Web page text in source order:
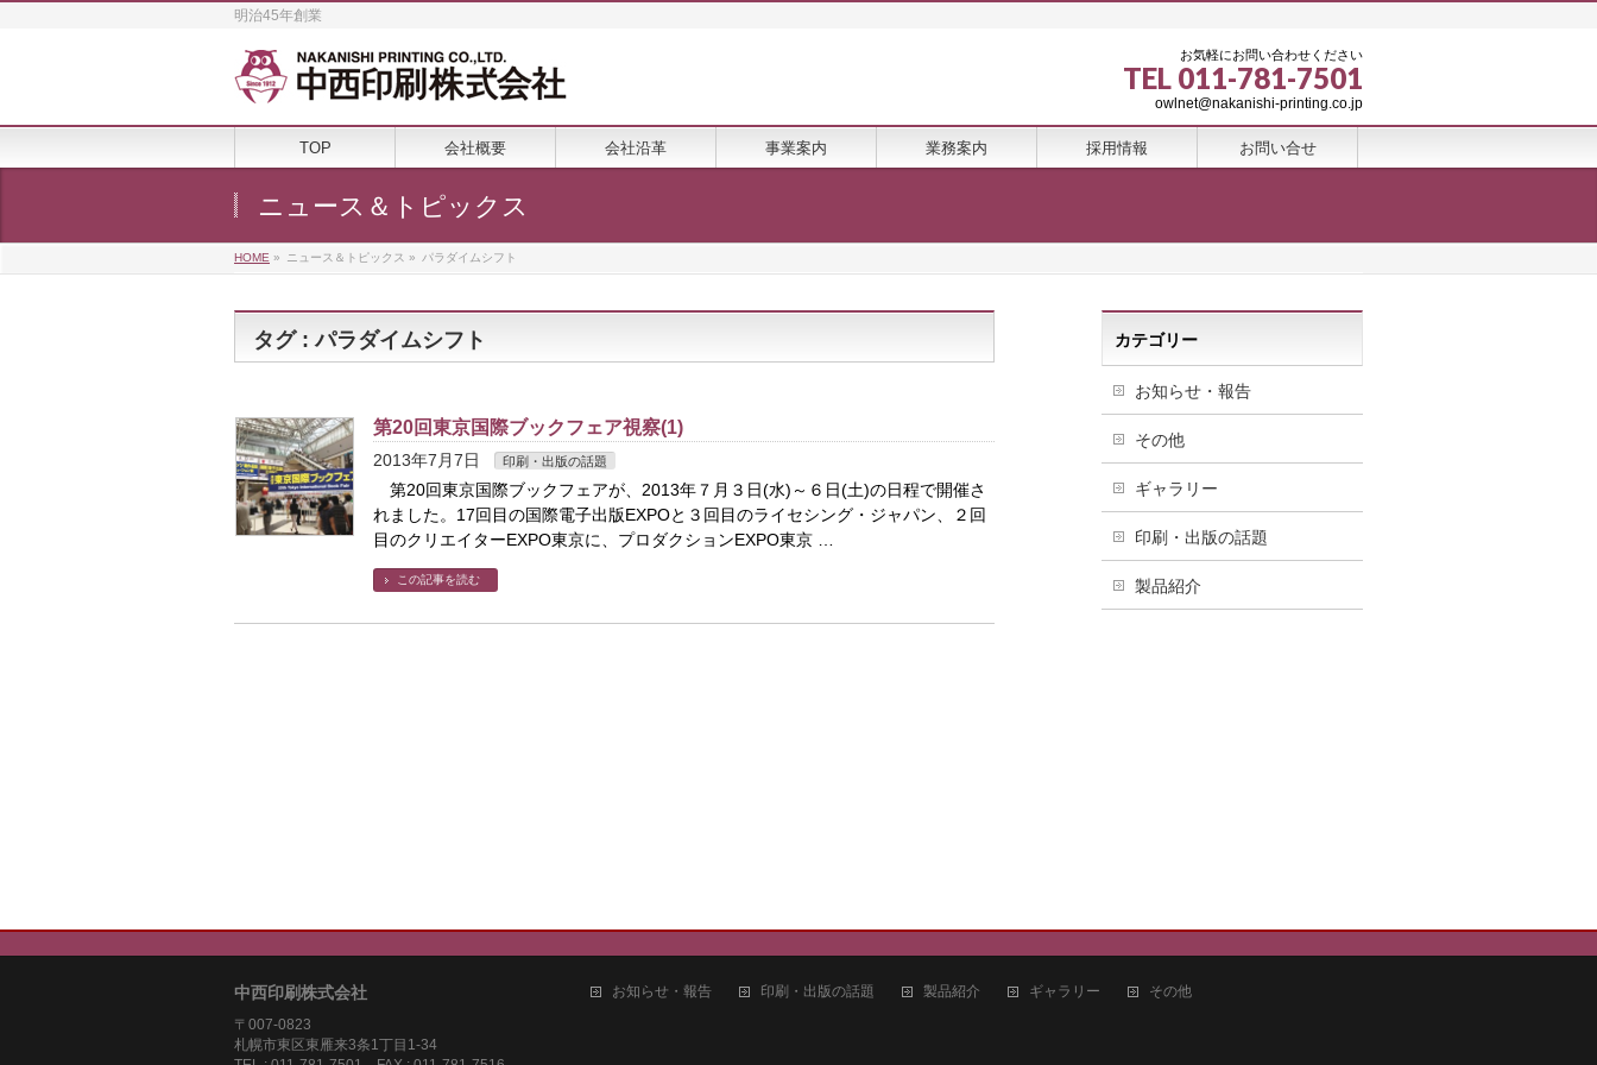
明治45年創業
お気軽にお問い合わせください
TEL 011-781-7501
owlnet@nakanishi-printing.co.jp
TOP 会社概要 会社沿革 事業案内 業務案内 採用情報 お問い合せ
ニュース＆トピックス
HOME » ニュース＆トピックス » パラダイムシフト
タグ : パラダイムシフト
第20回東京国際ブックフェア視察(1)
2013年7月7日 印刷・出版の話題
第20回東京国際ブックフェアが、2013年７月３日(水)～６日(土)の日程で開催さ
れました。17回目の国際電子出版EXPOと３回目のライセシング・ジャパン、２回
目のクリエイターEXPO東京に、プロダクションEXPO東京 …
この記事を読む
カテゴリー
お知らせ・報告
その他
ギャラリー
印刷・出版の話題
製品紹介
中西印刷株式会社
〒007-0823
札幌市東区東雁来3条1丁目1-34
お知らせ・報告 印刷・出版の話題 製品紹介 ギャラリー その他